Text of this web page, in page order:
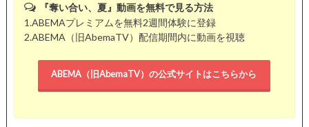
『奪い合い、夏』動画を無料で見る方法
1.ABEMAプレミアムを無料2週間体験に登録
2.ABEMA（旧AbemaTV）配信期間内に動画を視聴
ABEMA（旧AbemaTV）の公式サイトはこちらから